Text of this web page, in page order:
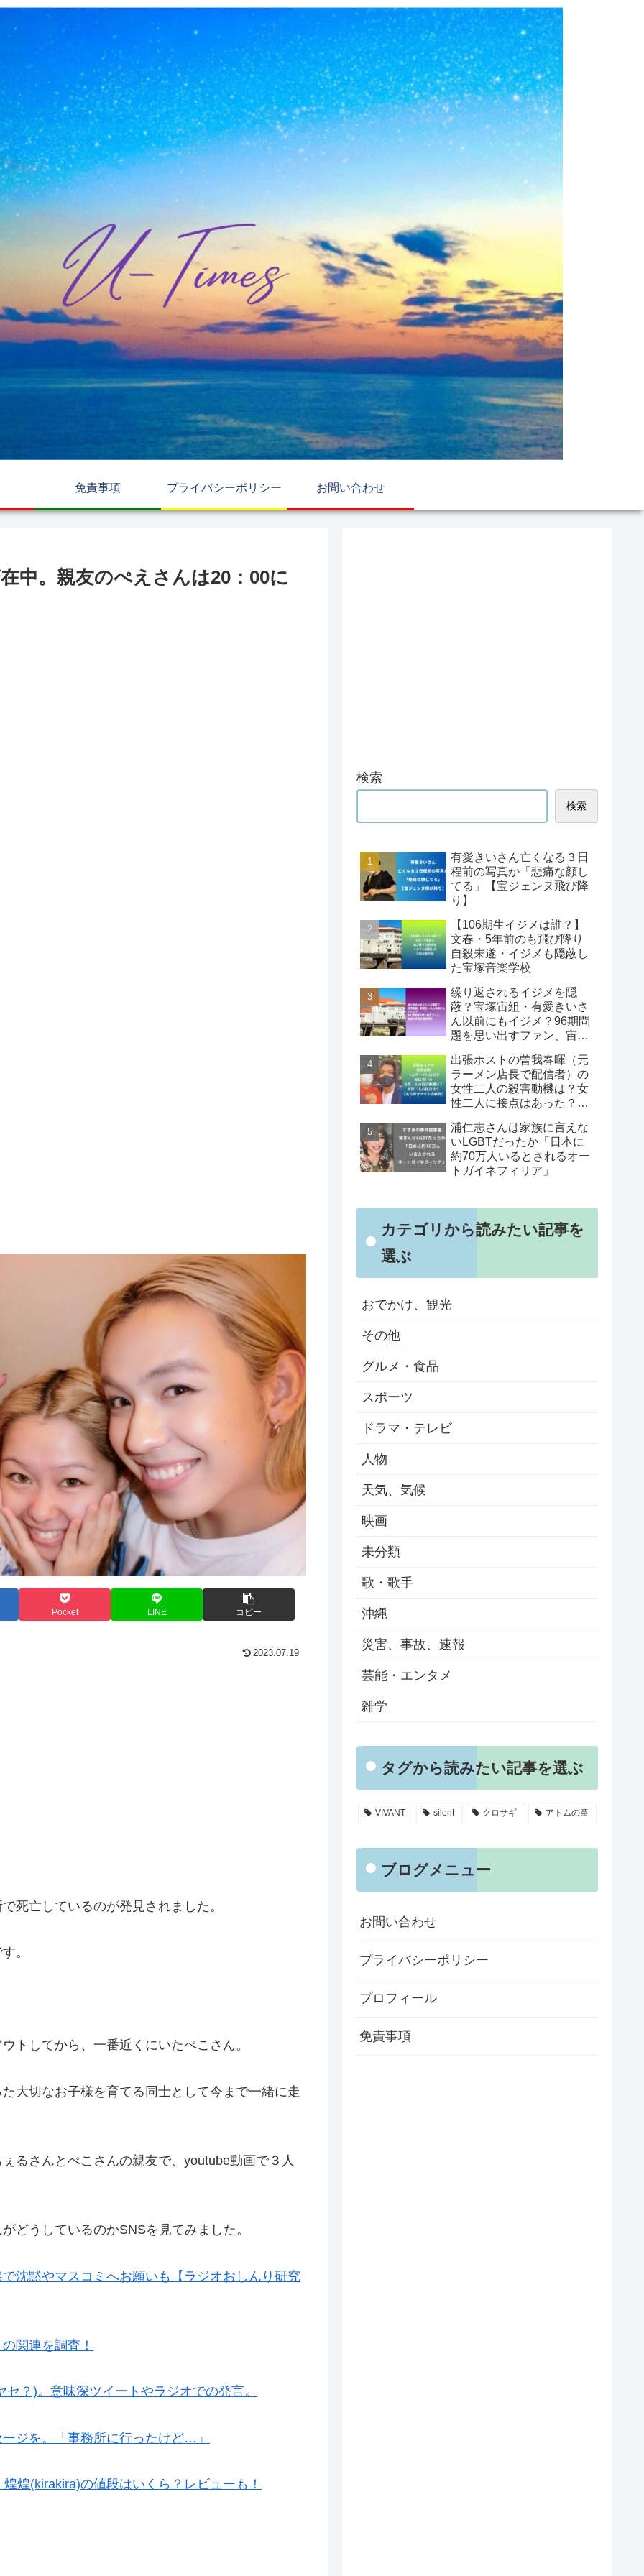
免責事項 プライバシーポリシー お問い合わせ
中。親友のぺえさんは20：00に
Pocket LINE コピー
2023.07.19
死亡しているのが発見されました。
。
トしてから、一番近くにいたぺこさん。
大切なお子様を育てる同士として今まで一緒に走
るさんとぺこさんの親友で、youtube動画で３人
どうしているのかSNSを見てみました。
沈黙やマスコミへお願いも【ラジオおしんり研究
関連を調査！
？)。意味深ツイートやラジオでの発言。
ジを。「事務所に行ったけど…」
煌(kirakira)の値段はいくら？レビューも！
検索
検索
有愛きいさん亡くなる３日
程前の写真か「悲痛な顔し
てる」【宝ジェンヌ飛び降
り】
【106期生イジメは誰？】
文春・5年前のも飛び降り
自殺未遂・イジメも隠蔽し
た宝塚音楽学校
繰り返されるイジメを隠
蔽？宝塚宙組・有愛きいさ
ん以前にもイジメ？96期問
題を思い出すファン、宙組
出張ホストの曽我春暉（元
ラーメン店長で配信者）の
女性二人の殺害動機は？女
性二人に接点はあった？
浦仁志さんは家族に言えな
いLGBTだったか「日本に
約70万人いるとされるオー
トガイネフィリア」
カテゴリから読みたい記事を
選ぶ
おでかけ、観光
その他
グルメ・食品
スポーツ
ドラマ・テレビ
人物
天気、気候
映画
未分類
歌・歌手
沖縄
災害、事故、速報
芸能・エンタメ
雑学
タグから読みたい記事を選ぶ
VIVANT silent クロサギ アトムの童
ブログメニュー
お問い合わせ
プライバシーポリシー
プロフィール
免責事項